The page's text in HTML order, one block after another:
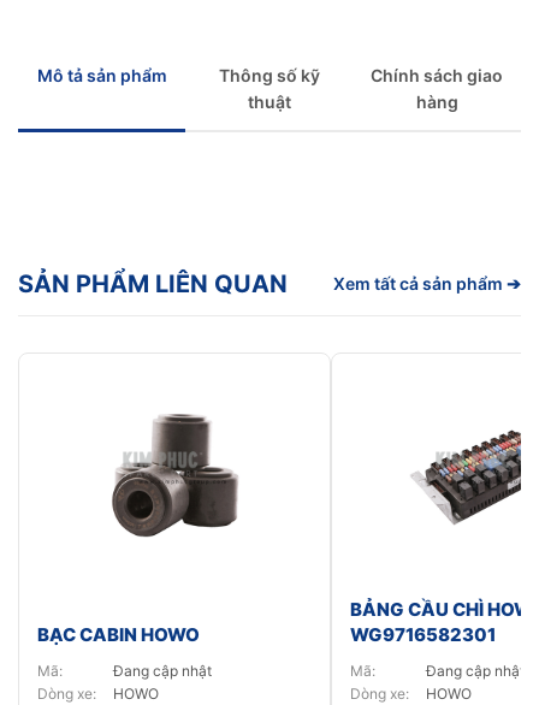
Mô tả sản phẩm
Thông số kỹ
thuật
Chính sách giao
hàng
SẢN PHẨM LIÊN QUAN Xem tất cả sản phẩm ➔
BẠC CABIN HOWO
Mã:
Đang cập nhật
Dòng xe:
HOWO
BẢNG CẦU CHÌ
WG9716582301
Mã:
Đang cập nhật
Dòng xe:
HOWO